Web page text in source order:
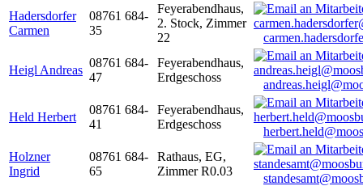
Hadersdorfer
Carmen
08761 684-
35
Feyerabendhaus,
2. Stock, Zimmer
22
Heigl Andreas
08761 684-
47
Feyerabendhaus,
Erdgeschoss
Held Herbert
08761 684-
41
Feyerabendhaus,
Erdgeschoss
Holzner
Ingrid
08761 684-
65
Rathaus, EG,
Zimmer R0.03